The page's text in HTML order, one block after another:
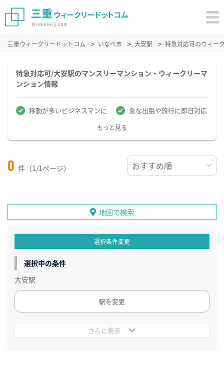
三重ウィークリードットコム いなべ市 大安駅 特急対応可のウィー
特急対応可/大安駅のマンスリーマンション・ウィークリーマ
ンション情報
移動が多いビジネスマンに 急な出張や旅行に即日対応
もっと見る
0 件（1/1ページ）
地図で検索
選択条件変更
選択中の条件
大安駅
駅を変更
さらに表示